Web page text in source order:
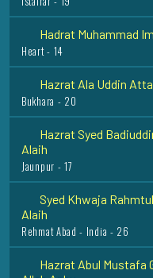
Heart - 14
Bukhara - 20
Alaih
Jaunpur - 17
Alaih
Rehmat Abad - India - 26
Allah Anhu